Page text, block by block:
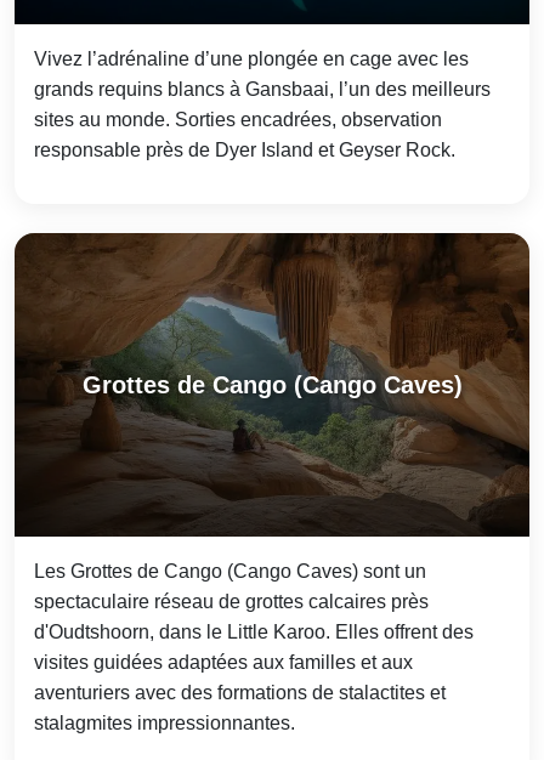
Vivez l’adrénaline d’une plongée en cage avec les
grands requins blancs à Gansbaai, l’un des meilleurs
sites au monde. Sorties encadrées, observation
responsable près de Dyer Island et Geyser Rock.
Grottes de Cango (Cango Caves)
Les Grottes de Cango (Cango Caves) sont un
spectaculaire réseau de grottes calcaires près
d'Oudtshoorn, dans le Little Karoo. Elles offrent des
visites guidées adaptées aux familles et aux
aventuriers avec des formations de stalactites et
stalagmites impressionnantes.